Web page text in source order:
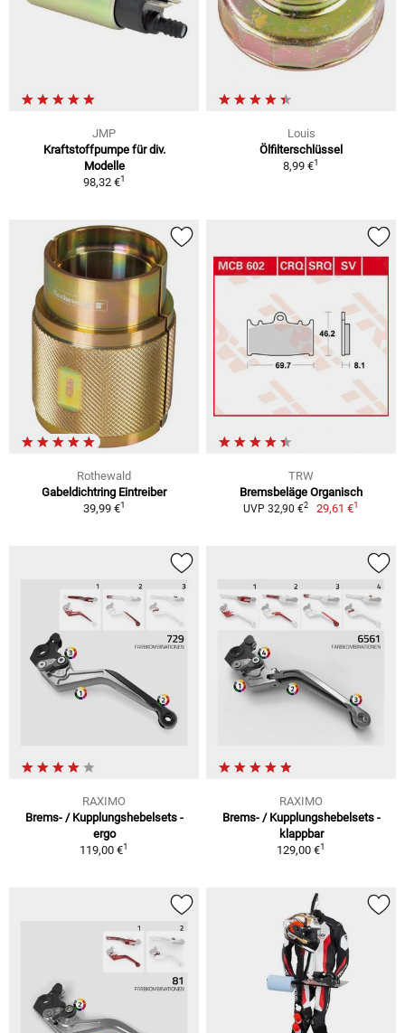
JMP
Kraftstoffpumpe für div.
Modelle
98,32 €1
Louis
Ölfilterschlüssel
8,99 €1
Rothewald
Gabeldichtring Eintreiber
39,99 €1
TRW
Bremsbeläge Organisch
UVP 32,90 €2 29,61 €1
RAXIMO
Brems- / Kupplungshebelsets -
ergo
119,00 €1
RAXIMO
Brems- / Kupplungshebelsets -
klappbar
129,00 €1